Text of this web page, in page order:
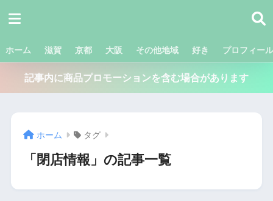
ホーム 滋賀 京都 大阪 その他地域 好き プロフィール
記事内に商品プロモーションを含む場合があります
ホーム タグ
「閉店情報」の記事一覧